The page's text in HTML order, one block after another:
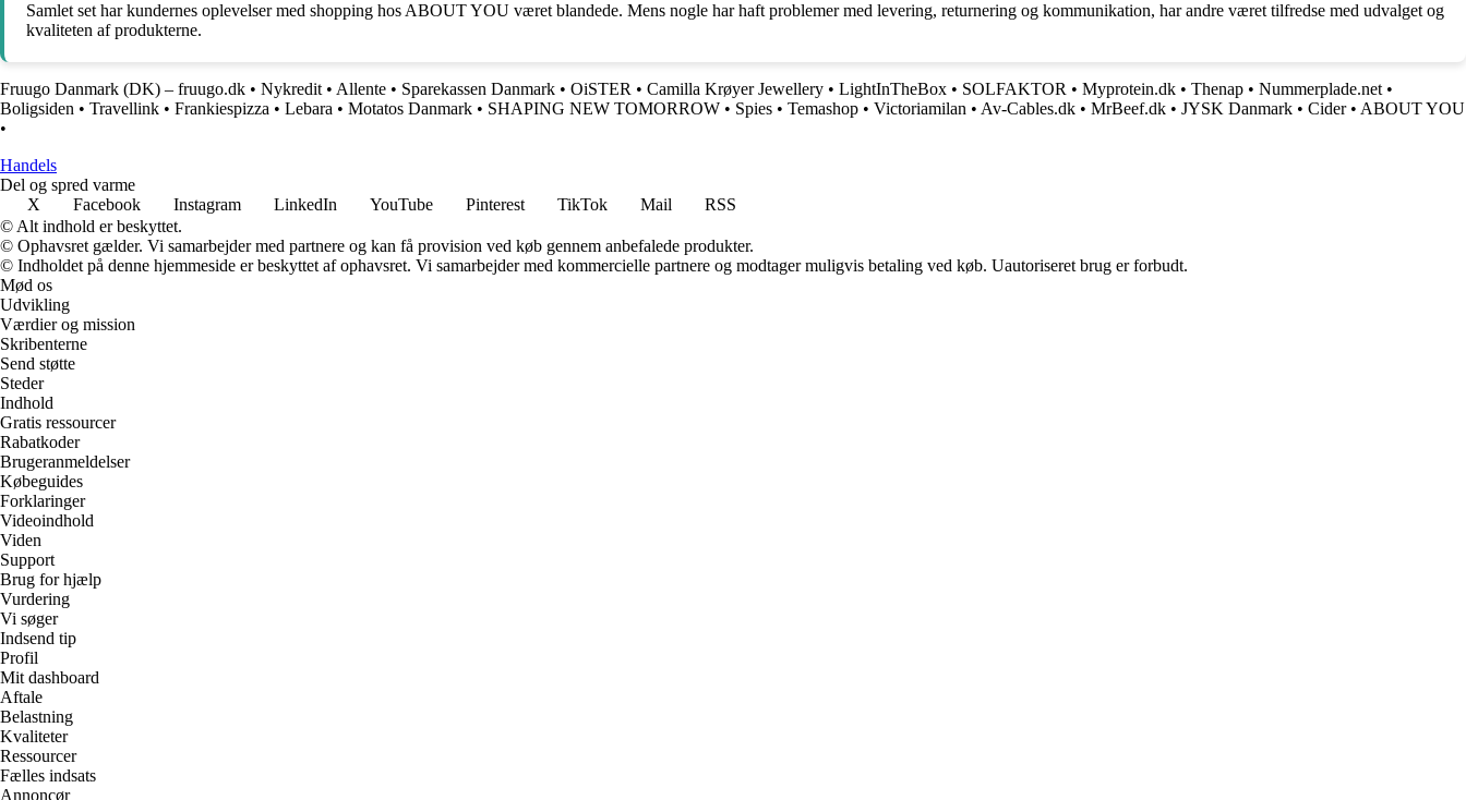
Samlet set har kundernes oplevelser med shopping hos ABOUT YOU været blandede. Mens nogle har haft problemer med levering, returnering og kommunikation, har andre været tilfredse med udvalget og
kvaliteten af produkterne.
Fruugo Danmark (DK) – fruugo.dk • Nykredit • Allente • Sparekassen Danmark • OiSTER • Camilla Krøyer Jewellery • LightInTheBox • SOLFAKTOR • Myprotein.dk • Thenap • Nummerplade.net •
Boligsiden • Travellink • Frankiespizza • Lebara • Motatos Danmark • SHAPING NEW TOMORROW • Spies • Temashop • Victoriamilan • Av-Cables.dk • MrBeef.dk • JYSK Danmark • Cider• ABOUT YOU
•
Handels
Del og spred varme
X
Facebook Instagram LinkedIn YouTube Pinterest TikTok Mail
RSS
© Alt indhold er beskyttet.
© Ophavsret gælder. Vi samarbejder med partnere og kan få provision ved køb gennem anbefalede produkter.
© Indholdet på denne hjemmeside er beskyttet af ophavsret. Vi samarbejder med kommercielle partnere og modtager muligvis betaling ved køb. Uautoriseret brug er forbudt.
Mød os
Udvikling
Værdier og mission
Skribenterne
Send støtte
Steder
Indhold
Gratis ressourcer
Rabatkoder
Brugeranmeldelser
Købeguides
Forklaringer
Videoindhold
Viden
Support
Brug for hjælp
Vurdering
Vi søger
Indsend tip
Profil
Mit dashboard
Aftale
Belastning
Kvaliteter
Ressourcer
Fælles indsats
Annoncør